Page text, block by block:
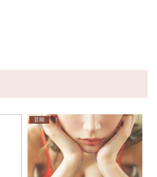
芸能